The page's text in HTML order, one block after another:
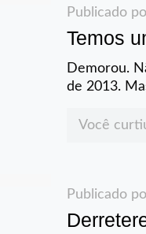
Publicado
Temos
Demorou.
de 2013.
Você
Publicado